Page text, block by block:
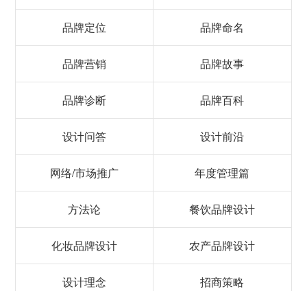
品牌定位 品牌命名
品牌营销 品牌故事
品牌诊断 品牌百科
设计问答 设计前沿
网络/市场推广 年度管理篇
方法论 餐饮品牌设计
化妆品牌设计 农产品牌设计
设计理念 招商策略